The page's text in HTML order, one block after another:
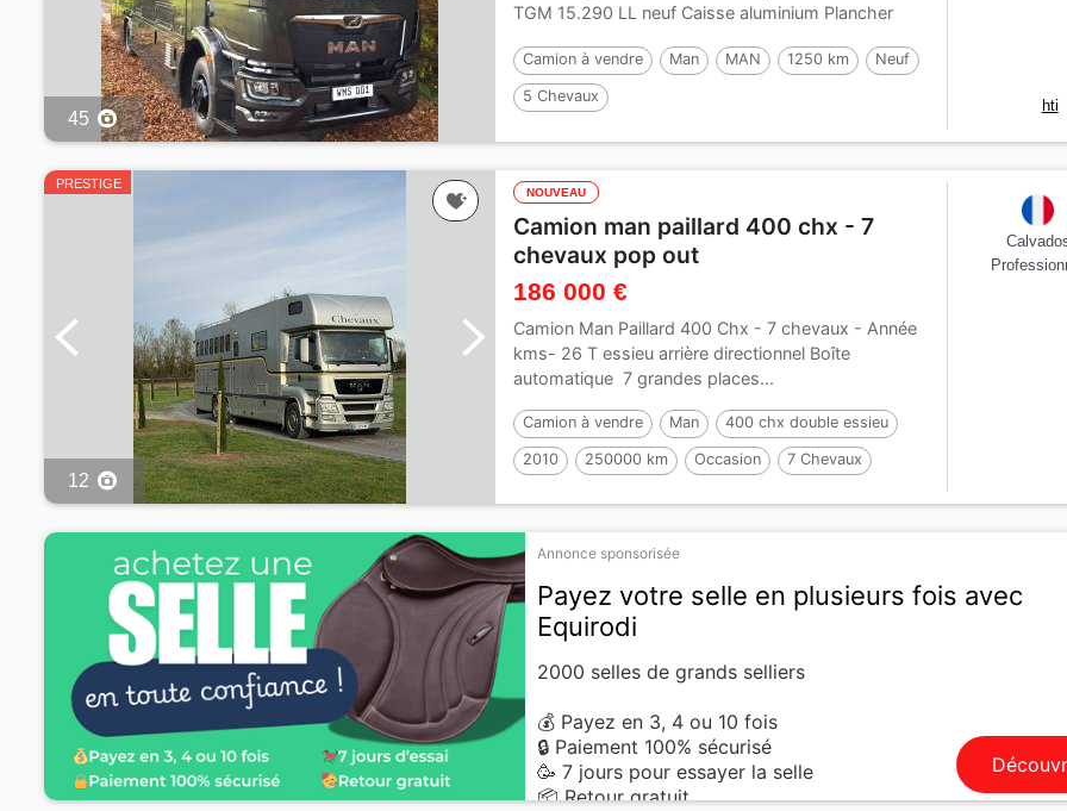
45
TGM 15.290 LL neuf Caisse aluminium Plancher
Camion à vendre Man MAN 1250 km Neuf
5 Chevaux hti
PRESTIGE
12
NOUVEAU
Camion man paillard 400 chx - 7
chevaux pop out
186 000 €
Camion Man Paillard 400 Chx - 7 chevaux - Année
kms- 26 T essieu arrière directionnel Boîte
automatique 7 grandes places...
Camion à vendre Man 400 chx double essieu
2010 250000 km Occasion 7 Chevaux
Annonce sponsorisée
Payez votre selle en plusieurs fois avec
Equirodi
2000 selles de grands selliers
💰 Payez en 3, 4 ou 10 fois
🔒 Paiement 100% sécurisé
🥳 7 jours pour essayer la selle
📦 Retour gratuit